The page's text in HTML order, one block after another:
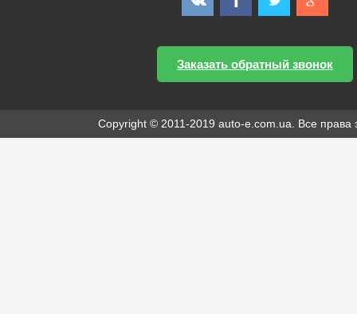
Заказать обратный звонок
Copyright © 2011-2019 auto-e.com.ua. Все